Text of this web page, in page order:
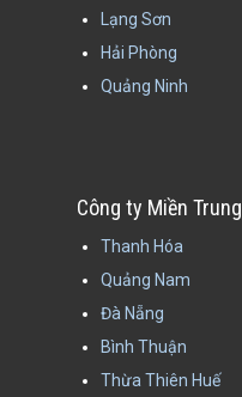
Lạng Sơn
Hải Phòng
Quảng Ninh
Công ty Miền Trung
Thanh Hóa
Quảng Nam
Đà Nẵng
Bình Thuận
Thừa Thiên Huế